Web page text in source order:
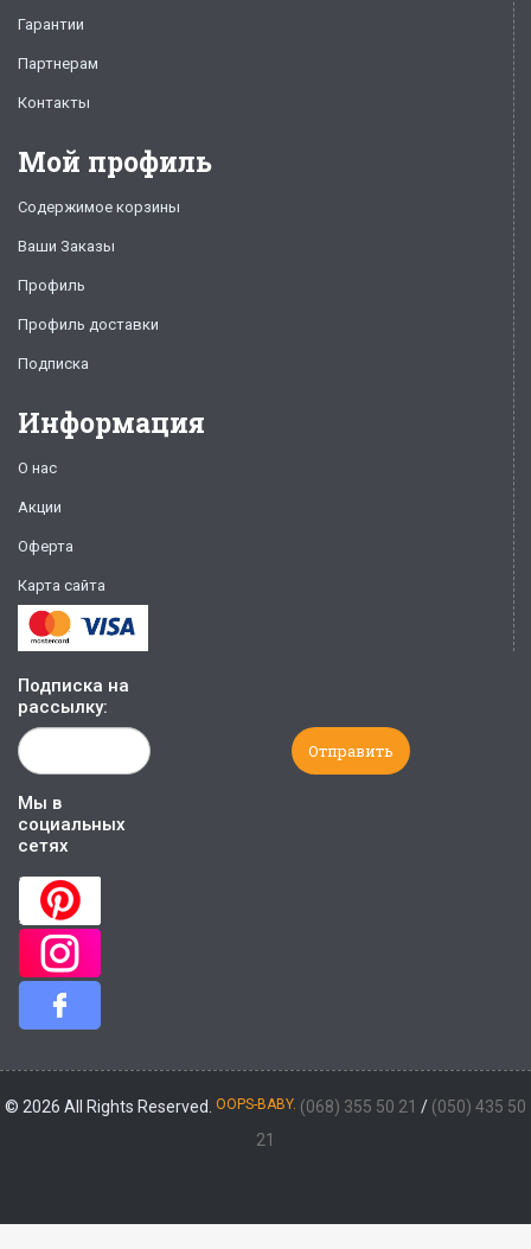
Гарантии
Партнерам
Контакты
Мой профиль
Содержимое корзины
Ваши Заказы
Профиль
Профиль доставки
Подписка
Информация
О нас
Акции
Оферта
Карта сайта
Подписка на
рассылку:
Мы в
социальных
сетях
© 2026 All Rights Reserved. OOPS-BABY. (068) 355 50 21 / (050) 435 50
21